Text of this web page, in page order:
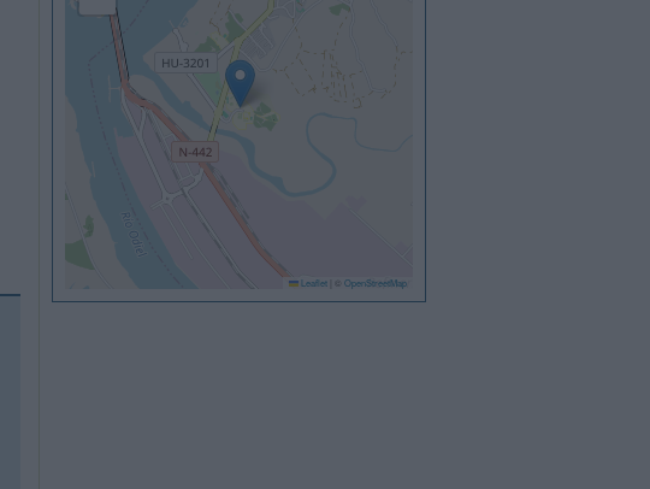
Leaflet © OpenStreetMap